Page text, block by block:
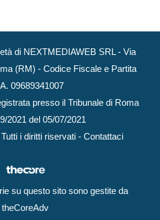
di NEXTMEDIAWEB SRL - Via
(RM) - Codice Fiscale e Partita
09689341007
presso il Tribunale di Roma
2021 del 05/07/2021
i diritti riservati - Contattaci
su questo sito sono gestite da
theCoreAdv